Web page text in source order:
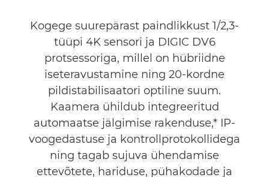
Kogege suurepärast paindlikkust 1/2,3-
tüüpi 4K sensori ja DIGIC DV6
protsessoriga, millel on hübriidne
iseteravustamine ning 20-kordne
pildistabilisaatori optiline suum.
Kaamera ühildub integreeritud
automaatse jälgimise rakenduse,* IP-
voogedastuse ja kontrollprotokollidega
ning tagab sujuva ühendamise
ettevõtete, hariduse, pühakodade ja